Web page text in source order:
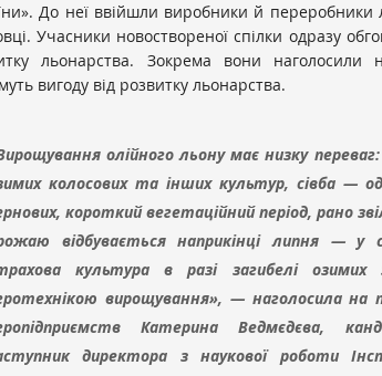
До неї ввійшли виробники й переробники
Учасники новоствореної спілки одразу
льонарства. Зокрема вони наголосили
вигоду від розвитку льонарства.
олійного льону має низку
колосових та інших культур, сівба —
короткий вегетаційний період, рано
відбувається наприкінці липня — у
культура в разі загибелі озимих
вирощування», — наголосила на
Катерина Ведмєдєва,
директора з наукової роботи